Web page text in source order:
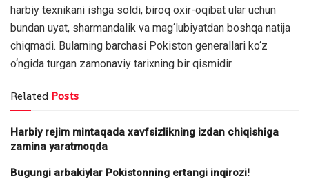
harbiy texnikani ishga soldi, biroq oxir-oqibat ular uchun
bundan uyat, sharmandalik va mag‘lubiyatdan boshqa natija
chiqmadi. Bularning barchasi Pokiston generallari ko‘z
o‘ngida turgan zamonaviy tarixning bir qismidir.
Related Posts
Harbiy rejim mintaqada xavfsizlikning izdan chiqishiga
zamina yaratmoqda
Bugungi arbakiylar Pokistonning ertangi inqirozi!